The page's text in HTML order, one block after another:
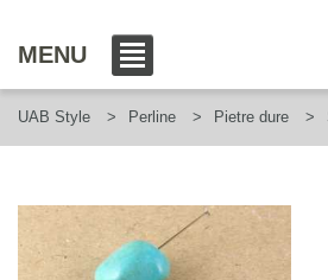
MENU
UAB Style Perline Pietre dure